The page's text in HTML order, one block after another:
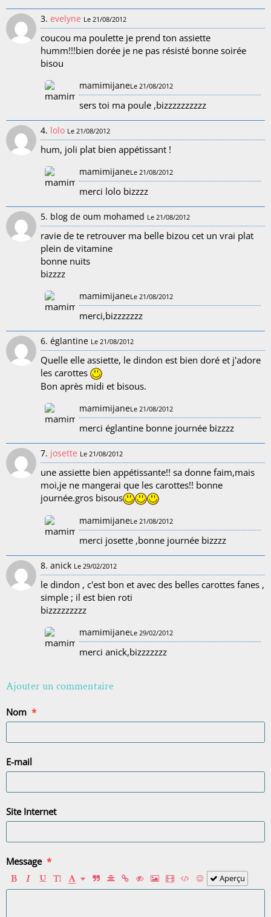
3. evelyne Le 21/08/2012
coucou ma poulette je prend ton assiette
humm!!!bien dorée je ne pas résisté bonne soirée
bisou
mamimijaneLe 21/08/2012
sers toi ma poule ,bizzzzzzzzzz
4. lolo Le 21/08/2012
hum, joli plat bien appétissant !
mamimijaneLe 21/08/2012
merci lolo bizzzz
5. blog de oum mohamed Le 21/08/2012
ravie de te retrouver ma belle bizou cet un vrai plat
plein de vitamine
bonne nuits
bizzzz
mamimijaneLe 21/08/2012
merci,bizzzzzzz
6. églantine Le 21/08/2012
Quelle elle assiette, le dindon est bien doré et j'adore
les carottes
Bon après midi et bisous.
mamimijaneLe 21/08/2012
merci églantine bonne journée bizzzz
7. josette Le 21/08/2012
une assiette bien appétissante!! sa donne faim,mais
moi,je ne mangerai que les carottes!! bonne
journée.gros bisous
mamimijaneLe 21/08/2012
merci josette ,bonne journée bizzzz
8. anick Le 29/02/2012
le dindon , c'est bon et avec des belles carottes fanes ,
simple ; il est bien roti
bizzzzzzzzz
mamimijaneLe 29/02/2012
merci anick,bizzzzzzz
Ajouter un commentaire
Nom
E-mail
Site Internet
Message
Aperçu